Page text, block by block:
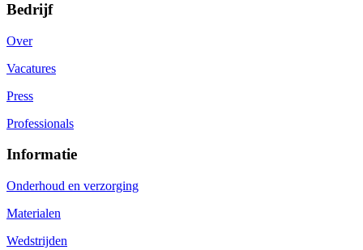
Bedrijf
Over
Vacatures
Press
Professionals
Informatie
Onderhoud en verzorging
Materialen
Wedstrijden